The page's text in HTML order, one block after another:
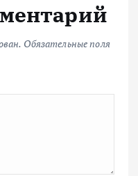
Обязательные поля